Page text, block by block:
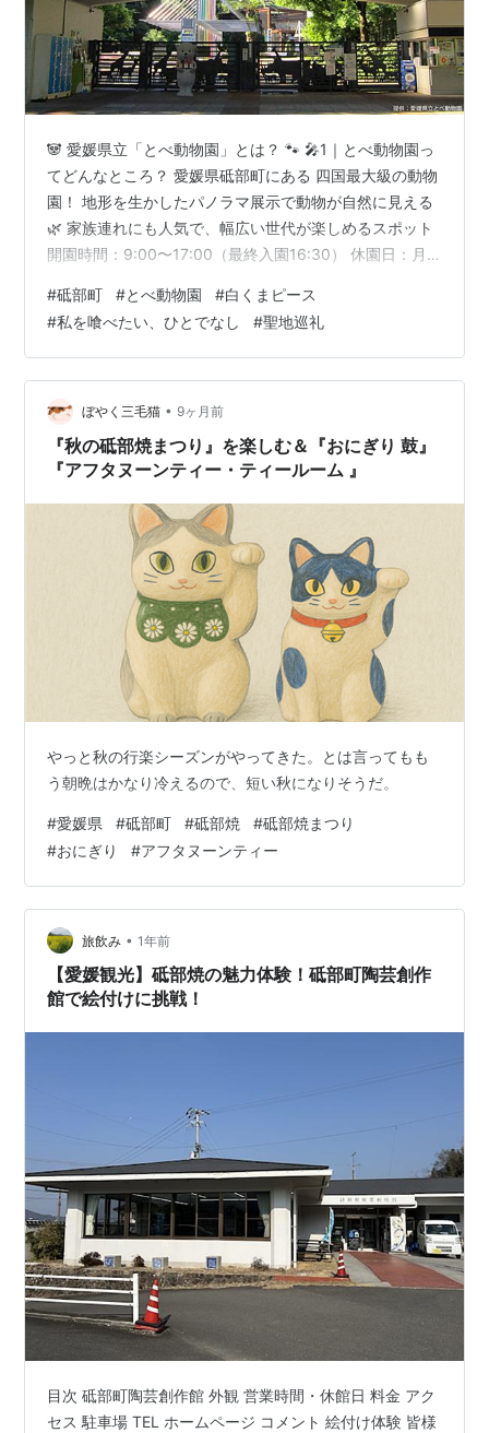
🐼 愛媛県立「とべ動物園」とは？ 🐾 🎤1｜とべ動物園っ
てどんなところ？ 愛媛県砥部町にある 四国最大級の動物
園！ 地形を生かしたパノラマ展示で動物が自然に見える
🌿 家族連れにも人気で、幅広い世代が楽しめるスポット
開園時間：9:00〜17:00（最終入園16:30） 休園日：月
クセス 松山市中心部から車で約30分 🚗 松山ICから約15
分で到着 伊予鉄バス「とべ動物園前」➡ 徒歩5分 👣 駐車
場 約2,000台 と広々！ 💴 3｜料金（個人） 大人（18〜
64歳）：600円 65歳以上：300円 高校生：200円 小中
学生：…
#砥部町 #とべ動物園 #白くまピース
#私を喰べたい、ひとでなし #聖地巡礼
ぼやく三毛猫 • 9ヶ月前
『秋の砥部焼まつり』を楽しむ＆『おにぎり 鼓』
『アフタヌーンティー・ティールーム 』
やっと秋の行楽シーズンがやってきた。とは言ってもも
う朝晩はかなり冷えるので、短い秋になりそうだ。
#愛媛県 #砥部町 #砥部焼 #砥部焼まつり
#おにぎり #アフタヌーンティー
旅飲み • 1年前
【愛媛観光】砥部焼の魅力体験！砥部町陶芸創作
館で絵付けに挑戦！
目次 砥部町陶芸創作館 外観 営業時間・休館日 料金 アク
セス 駐車場 TEL ホームページ コメント 絵付け体験 皆様